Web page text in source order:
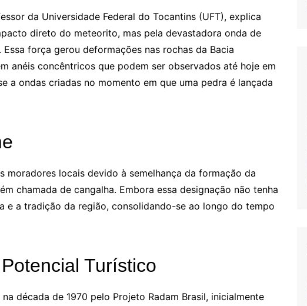
da Universidade Federal do Tocantins (UFT), explica
direto do meteorito, mas pela devastadora onda de
força gerou deformações nas rochas da Bacia
anéis concêntricos que podem ser observados até hoje em
a ondas criadas no momento em que uma pedra é lançada
moradores locais devido à semelhança da formação da
chamada de cangalha. Embora essa designação não tenha
e a tradição da região, consolidando-se ao longo do tempo
Turístico
década de 1970 pelo Projeto Radam Brasil, inicialmente